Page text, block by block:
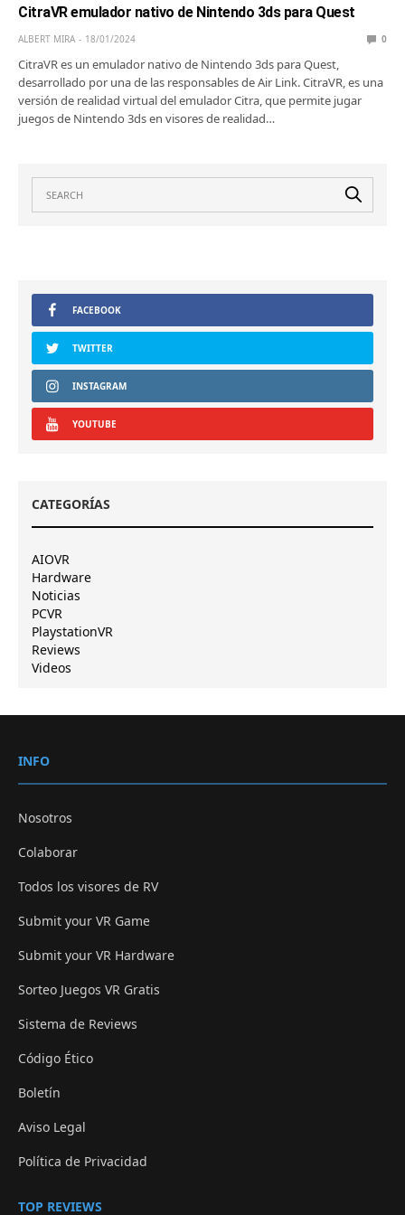
CitraVR emulador nativo de Nintendo 3ds para Quest
ALBERT MIRA 18/01/2024 0
CitraVR es un emulador nativo de Nintendo 3ds para Quest,
desarrollado por una de las responsables de Air Link. CitraVR, es una
versión de realidad virtual del emulador Citra, que permite jugar
juegos de Nintendo 3ds en visores de realidad…
FACEBOOK
TWITTER
INSTAGRAM
YOUTUBE
CATEGORÍAS
AIOVR
Hardware
Noticias
PCVR
PlaystationVR
Reviews
Videos
INFO
Nosotros
Colaborar
Todos los visores de RV
Submit your VR Game
Submit your VR Hardware
Sorteo Juegos VR Gratis
Sistema de Reviews
Código Ético
Boletín
Aviso Legal
Política de Privacidad
TOP REVIEWS